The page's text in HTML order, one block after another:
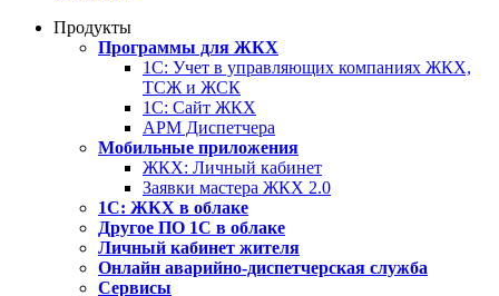
Продукты
Программы для ЖКХ
1С: Учет в управляющих компаниях ЖКХ,
ТСЖ и ЖСК
1С: Сайт ЖКХ
АРМ Диспетчера
Мобильные приложения
ЖКХ: Личный кабинет
Заявки мастера ЖКХ 2.0
1С: ЖКХ в облаке
Другое ПО 1С в облаке
Личный кабинет жителя
Онлайн аварийно-диспетчерская служба
Сервисы